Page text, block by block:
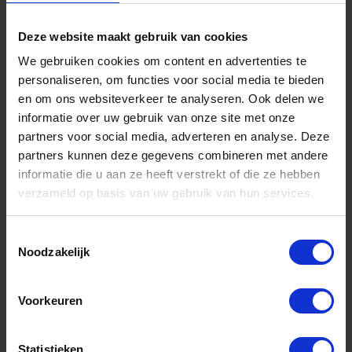
Deze website maakt gebruik van cookies
We gebruiken cookies om content en advertenties te
personaliseren, om functies voor social media te bieden
en om ons websiteverkeer te analyseren. Ook delen we
informatie over uw gebruik van onze site met onze
partners voor social media, adverteren en analyse. Deze
partners kunnen deze gegevens combineren met andere
informatie die u aan ze heeft verstrekt of die ze hebben
verzameld op basis van uw gebruik van hun services.
Noodzakelijk
Voorkeuren
Statistieken
schoen in kruipt.
Je stopt, trekt hem omhoog en vijf minuten later
begint het opnieuw.
Daarom zijn deze sokken voorzien van een siliconen
hielgrip en elastische boord die ervoor zorgen dat de
sok blijft waar hij hoort: om je voet.
Zo kun jij gewoon doorlopen.
GEMAAKT VOOR ELKE DAG
vakantie of een avond uit: deze sneaker sokken zijn